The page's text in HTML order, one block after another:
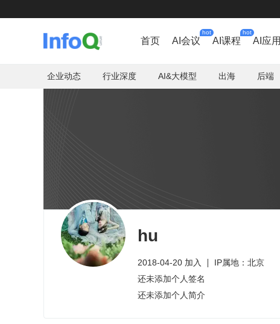
首页 AI会议
hot
AI课程
hot
AI应用
企业动态 行业深度 AI&大模型 出海 后端
hu
2018-04-20 加入
IP属地：北京
还未添加个人签名
还未添加个人简介